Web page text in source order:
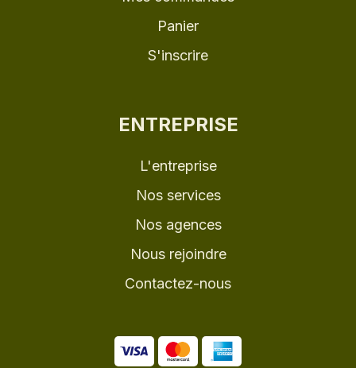
Panier
S'inscrire
ENTREPRISE
L'entreprise
Nos services
Nos agences
Nous rejoindre
Contactez-nous